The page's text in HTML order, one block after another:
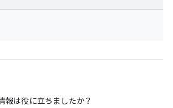
報は役に立ちましたか？